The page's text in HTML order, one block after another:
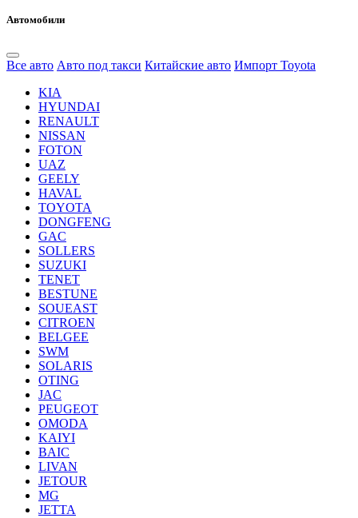
Автомобили
Все авто Авто под такси Китайские авто Импорт Toyota
KIA
HYUNDAI
RENAULT
NISSAN
FOTON
UAZ
GEELY
HAVAL
TOYOTA
DONGFENG
GAC
SOLLERS
SUZUKI
TENET
BESTUNE
SOUEAST
CITROEN
BELGEE
SWM
SOLARIS
OTING
JAC
PEUGEOT
OMODA
KAIYI
BAIC
LIVAN
JETOUR
MG
JETTA